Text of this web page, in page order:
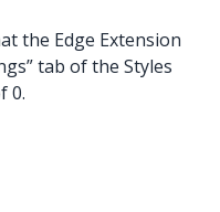
the Edge Extension
tab of the Styles
0.